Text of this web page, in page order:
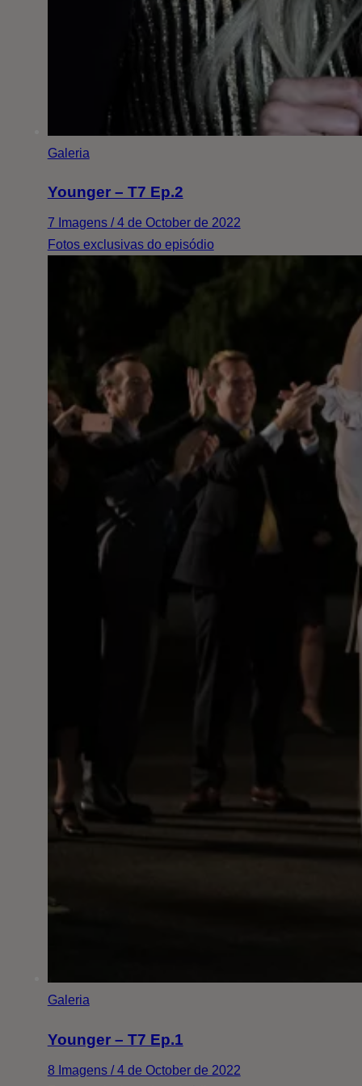
Galeria
Younger – T7 Ep.2
7 Imagens / 4 de October de 2022
Fotos exclusivas do episódio
Galeria
Younger – T7 Ep.1
8 Imagens / 4 de October de 2022